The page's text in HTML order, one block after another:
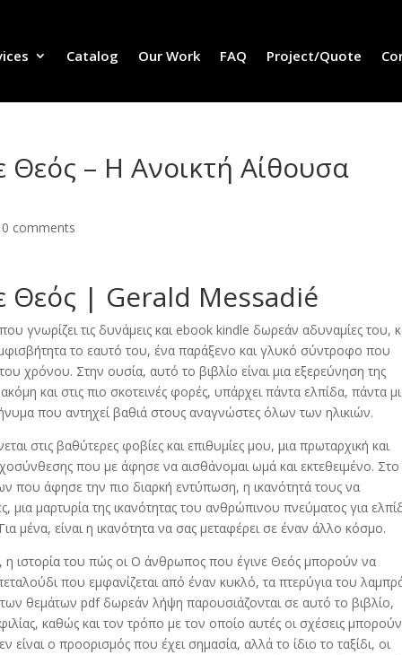
Catalog Our Work FAQ Project/Quote
– Η Ανοικτή Αίθουσα
0 comments
Θεός | Gerald Messadié
γνωρίζει τις δυνάμεις και ebook kindle δωρεάν αδυναμίες του,
το εαυτό του, ένα παράξενο και γλυκό σύντροφο που
χρόνου. Στην ουσία, αυτό το βιβλίο είναι μια εξερεύνηση της
και στις πιο σκοτεινές φορές, υπάρχει πάντα ελπίδα, πάντα
που αντηχεί βαθιά στους αναγνώστες όλων των ηλικιών.
στις βαθύτερες φοβίες και επιθυμίες μου, μια πρωταρχική και
που με άφησε να αισθάνομαι ωμά και εκτεθειμένο. Στο
που άφησε την πιο διαρκή εντύπωση, η ικανότητά τους να
μια μαρτυρία της ικανότητας του ανθρώπινου πνεύματος για
μένα, είναι η ικανότητα να σας μεταφέρει σε έναν άλλο κόσμο.
η ιστορία του πώς οι Ο άνθρωπος που έγινε Θεός μπορούν να
που εμφανίζεται από έναν κυκλό, τα πτερύγια του
θεμάτων pdf δωρεάν λήψη παρουσιάζονται σε αυτό το βιβλίο,
καθώς και τον τρόπο με τον οποίο αυτές οι σχέσεις
είναι ο προορισμός που έχει σημασία, αλλά το ίδιο το ταξίδι, οι